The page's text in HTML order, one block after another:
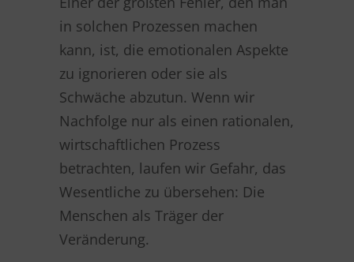
in solchen Prozessen machen
kann, ist, die emotionalen Aspekte
zu ignorieren oder sie als
Schwäche abzutun. Wenn wir
Nachfolge nur als einen rationalen,
wirtschaftlichen Prozess
betrachten, laufen wir Gefahr, das
Wesentliche zu übersehen: Die
Menschen als Träger der
Veränderung.